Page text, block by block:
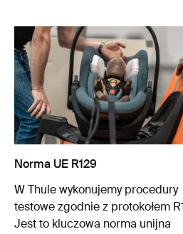
Norma UE R129
W Thule wykonujemy procedury
testowe zgodnie z protokołem
Jest to kluczowa norma unijna